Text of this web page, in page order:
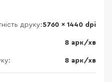
друку:5760 x 1440 dpi
8 арк/хв
8 арк/хв